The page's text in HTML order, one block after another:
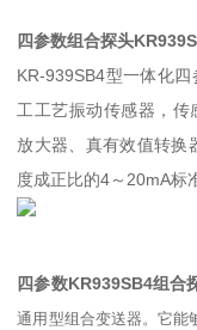
四参数组合探头
KR-939SB4型一体化
工工艺振动传感器，传
放大器、真有效值转换
度成正比的4～20mA标
四参数KR939SB4组合
通用型组合变送器。它能